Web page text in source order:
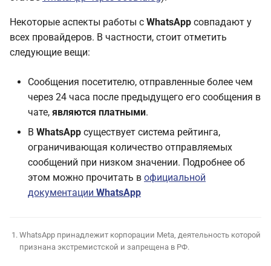
Некоторые аспекты работы с WhatsApp совпадают у
всех провайдеров. В частности, стоит отметить
следующие вещи:
Сообщения посетителю, отправленные более чем
через 24 часа после предыдущего его сообщения в
чате, являются платными.
В WhatsApp существует система рейтинга,
ограничивающая количество отправляемых
сообщений при низком значении. Подробнее об
этом можно прочитать в официальной
документации WhatsApp
WhatsApp принадлежит корпорации Meta, деятельность которой
признана экстремистской и запрещена в РФ.